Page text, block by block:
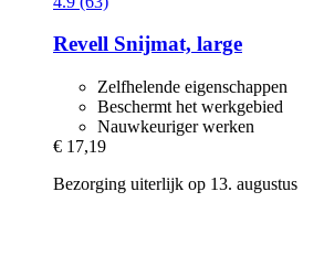
Revell Snijmat, large
Zelfhelende eigenschappen
Beschermt het werkgebied
Nauwkeuriger werken
€ 17,19
Bezorging uiterlijk op 13. augustus